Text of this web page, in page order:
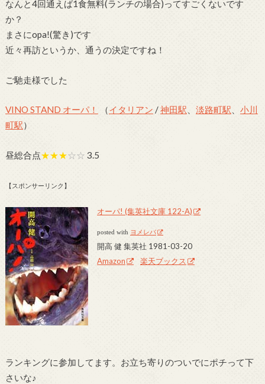
なんと4回通えば1食無料(ランチの場合)ってすごくないです
か？
まさにopa!(驚き)です
近々再訪というか、通うの決定ですね！
ご馳走様でした
VINO STAND オーパ！ （イタリアン /神田駅 淡路町駅
小川
町駅）
昼総合点★★★☆☆ 3.5
【スポンサーリンク】
オーパ! (集英社文庫 122-A)
posted with ヨメレバ
開高 健 集英社 1981-03-20
Amazon
楽天ブックス
ランキングに参加してます。お立ち寄りのついでにポチって下
さいな♪